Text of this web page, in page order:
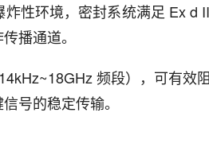
性环境，密封系统满足 Ex
播通道。
频段），可有
号的稳定传输。